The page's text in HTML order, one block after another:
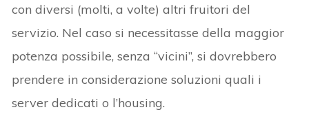
con diversi (molti, a volte) altri fruitori del
servizio. Nel caso si necessitasse della maggior
potenza possibile, senza “vicini”, si dovrebbero
prendere in considerazione soluzioni quali i
server dedicati o l’housing.